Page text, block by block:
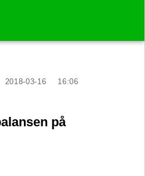
2018-03-16
16:06
på